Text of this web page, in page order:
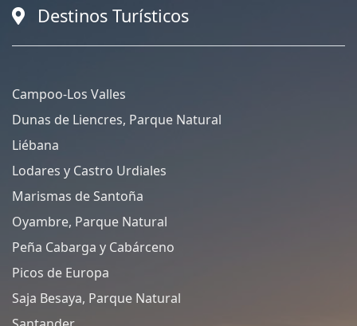
Destinos Turísticos
Campoo-Los Valles
Dunas de Liencres, Parque Natural
Liébana
Lodares y Castro Urdiales
Marismas de Santoña
Oyambre, Parque Natural
Peña Cabarga y Cabárceno
Picos de Europa
Saja Besaya, Parque Natural